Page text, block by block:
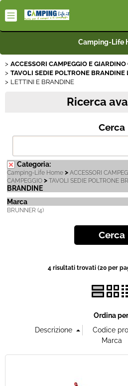
Camping-Life
Articoli per Camper
BEST
Rimorchi
Offerte Del
Fineserie e
ACCESSORI CAMPEGGIO E
TAVOLI SEDIE POLTRONE BRANDINE
LETTINI E BRANDINE
Ricerca
Cerca
Categoria:
Camping-Life Home > ACCESSORI
CAMPEGGIO > TAVOLI SEDIE POLTRONE
BRANDINE
Marca
BRUNNER (4)
4 risultati trovati (20 per
Ordina